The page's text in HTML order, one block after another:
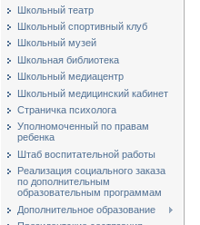
Школьный театр
Школьный спортивный клуб
Школьный музей
Школьная библиотека
Школьный медиацентр
Школьный медицинский кабинет
Страничка психолога
Уполномоченный по правам
ребенка
Штаб воспитательной работы
Реализация социального заказа
по дополнительным
образовательным программам
Дополнительное образование